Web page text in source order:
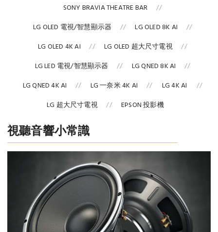
SONY BRAVIA THEATRE BAR
LG OLED 電視/智慧顯示器
LG OLED 8K AI
LG OLED 4K AI
LG OLED 超大尺寸電視
LG LED 電視/智慧顯示器
LG QNED 8K AI
LG QNED 4K AI
LG 一奈米 4K AI
LG 4K AI
LG 超大尺寸電視
EPSON 投影機
視聽音響小常識